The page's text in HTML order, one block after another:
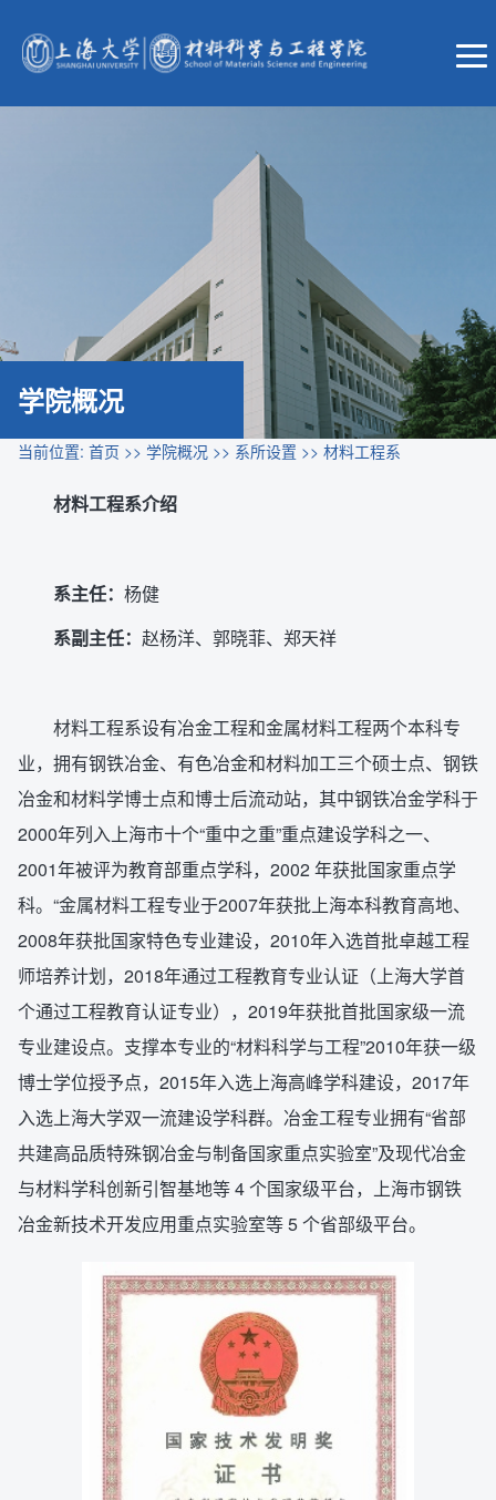
学院概况
当前位置: 首页 >> 学院概况 >> 系所设置 >> 材料工程系
材料工程系介绍
系主任： 杨健
系副主任： 赵杨洋、郭晓菲、郑天祥
材料工程系设有冶金工程和金属材料工程两个本科专
业，拥有钢铁冶金、有色冶金和材料加工三个硕士点、钢铁
冶金和材料学博士点和博士后流动站，其中钢铁冶金学科于
2000年列入上海市十个“重中之重”重点建设学科之一、
2001年被评为教育部重点学科，2002 年获批国家重点学
科。“金属材料工程专业于2007年获批上海本科教育高地、
2008年获批国家特色专业建设，2010年入选首批卓越工程
师培养计划，2018年通过工程教育专业认证（上海大学首
个通过工程教育认证专业），2019年获批首批国家级一流
专业建设点。支撑本专业的“材料科学与工程”2010年获一级
博士学位授予点，2015年入选上海高峰学科建设，2017年
入选上海大学双一流建设学科群。冶金工程专业拥有“省部
共建高品质特殊钢冶金与制备国家重点实验室”及现代冶金
与材料学科创新引智基地等 4 个国家级平台，上海市钢铁
冶金新技术开发应用重点实验室等 5 个省部级平台。